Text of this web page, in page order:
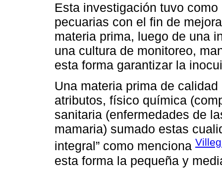
Esta investigación tuvo
pecuarias con el fin de
materia prima, luego de una
una cultura de monitoreo,
esta forma garantizar la
Una materia prima de
atributos, físico química
sanitaria (enfermedades de
mamaria) sumado estas
integral” como menciona
esta forma la pequeña y